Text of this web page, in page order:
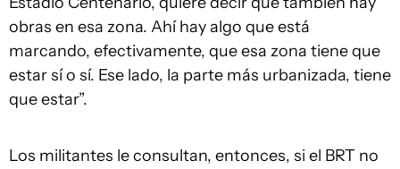
obras en esa zona. Ahí hay algo que está
marcando, efectivamente, que esa zona tiene que
estar sí o sí. Ese lado, la parte más urbanizada, tiene
que estar”.
Los militantes le consultan, entonces, si el BRT no